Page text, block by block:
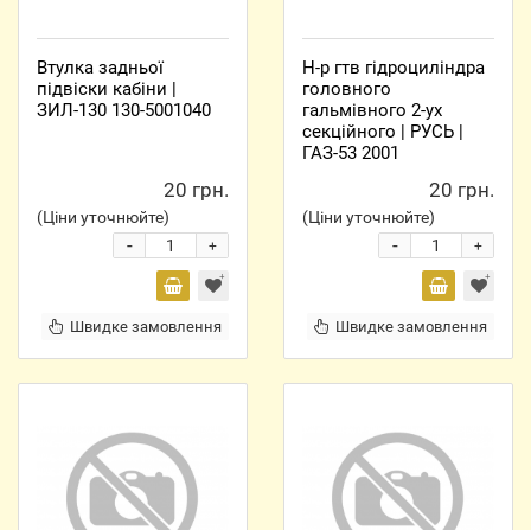
Втулка задньої
підвіски кабіни |
ЗИЛ-130 130-5001040
20 грн.
(Ціни уточнюйте)
+
-
Швидке замовлення
Н-р гтв гідроциліндра
головного
гальмівного 2-ух
секційного | РУСЬ |
ГАЗ-53 2001
20 грн.
(Ціни уточнюйте)
+
-
Швидке замовлення